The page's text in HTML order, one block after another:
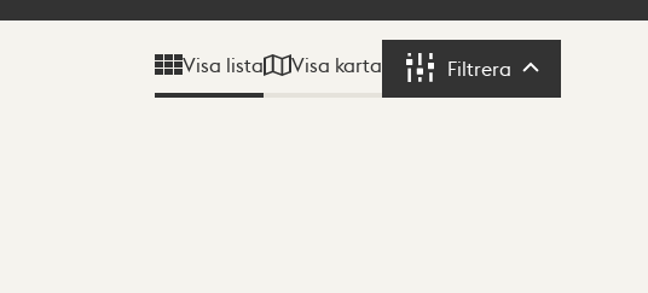
Visa lista Visa karta Filtrera Filtrera